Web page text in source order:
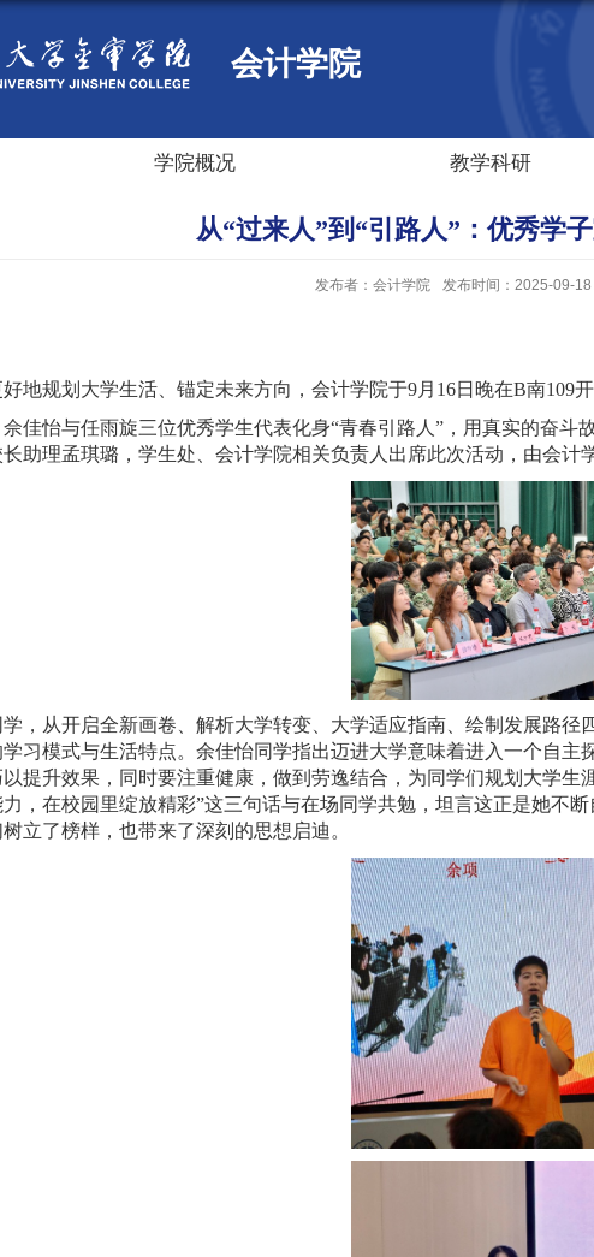
会计学院
学院概况 教学科研
从“过来人”到“引路人”：优秀学
发布者：会计学院 发布时间：2025-09-18
地规划大学生活、锚定未来方向，会计学院于9月 16日晚在B南109
佳怡与任雨旋三位优秀学生代表化身“青春引路人”，用真实的奋斗
助理孟琪璐，学生处、会计学院相关负责人出席此次活动，由会计
，从开启全新画卷、解析大学转变、大学适应指南、绘制发展路
习模式与生活特点。余佳怡同学指出迈进大学意味着进入一个自
提升效果，同时要注重健康，做到劳逸结合，为同学们规划大学
，在校园里绽放精彩”这三句话与在场同学共勉，坦言这正是她不
立了榜样，也带来了深刻的思想启迪。